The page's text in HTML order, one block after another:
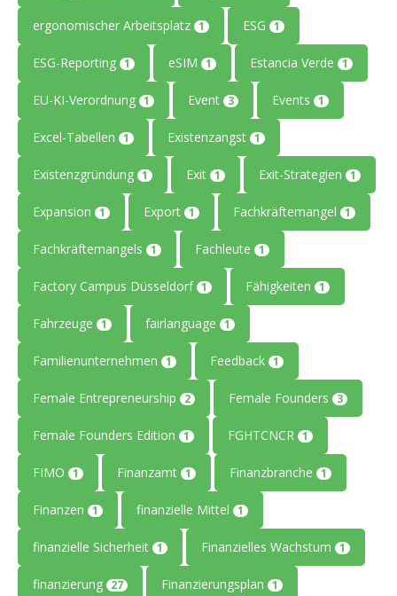
ergonomischer Arbeitsplatz 1 ESG 1
ESG-Reporting 1 eSIM 1 Estancia Verde 1
EU-KI-Verordnung 1 Event 3 Events 1
Excel-Tabellen 1 Existenzangst 1
Existenzgründung 1 Exit 1 Exit-Strategien 1
Expansion 1 Export 1 Fachkräftemangel 1
Fachkräftemangels 1 Fachleute 1
Factory Campus Düsseldorf 1 Fähigkeiten 1
Fahrzeuge 1 fairlanguage 1
Familienunternehmen 1 Feedback 1
Female Entrepreneurship 2 Female Founders 3
Female Founders Edition 1 FGHTCNCR 1
FIMO 1 Finanzamt 1 Finanzbranche 1
Finanzen 1 finanzielle Mittel 1
finanzielle Sicherheit 1 Finanzielles Wachstum 1
finanzierung 27 Finanzierungsplan 1